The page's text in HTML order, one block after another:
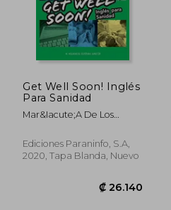
Get Well Soon! Inglés
Para Sanidad
Mar&Iacute;A De Los
Garc&Iacute;A
Ediciones Paraninfo, S.A,
2020, Tapa Blanda, Nuevo